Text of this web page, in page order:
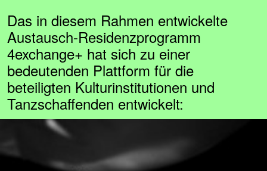
Das in diesem Rahmen entwickelte
Austausch-Residenzprogramm
4exchange+ hat sich zu einer
bedeutenden Plattform für die
beteiligten Kulturinstitutionen und
Tanzschaffenden entwickelt: